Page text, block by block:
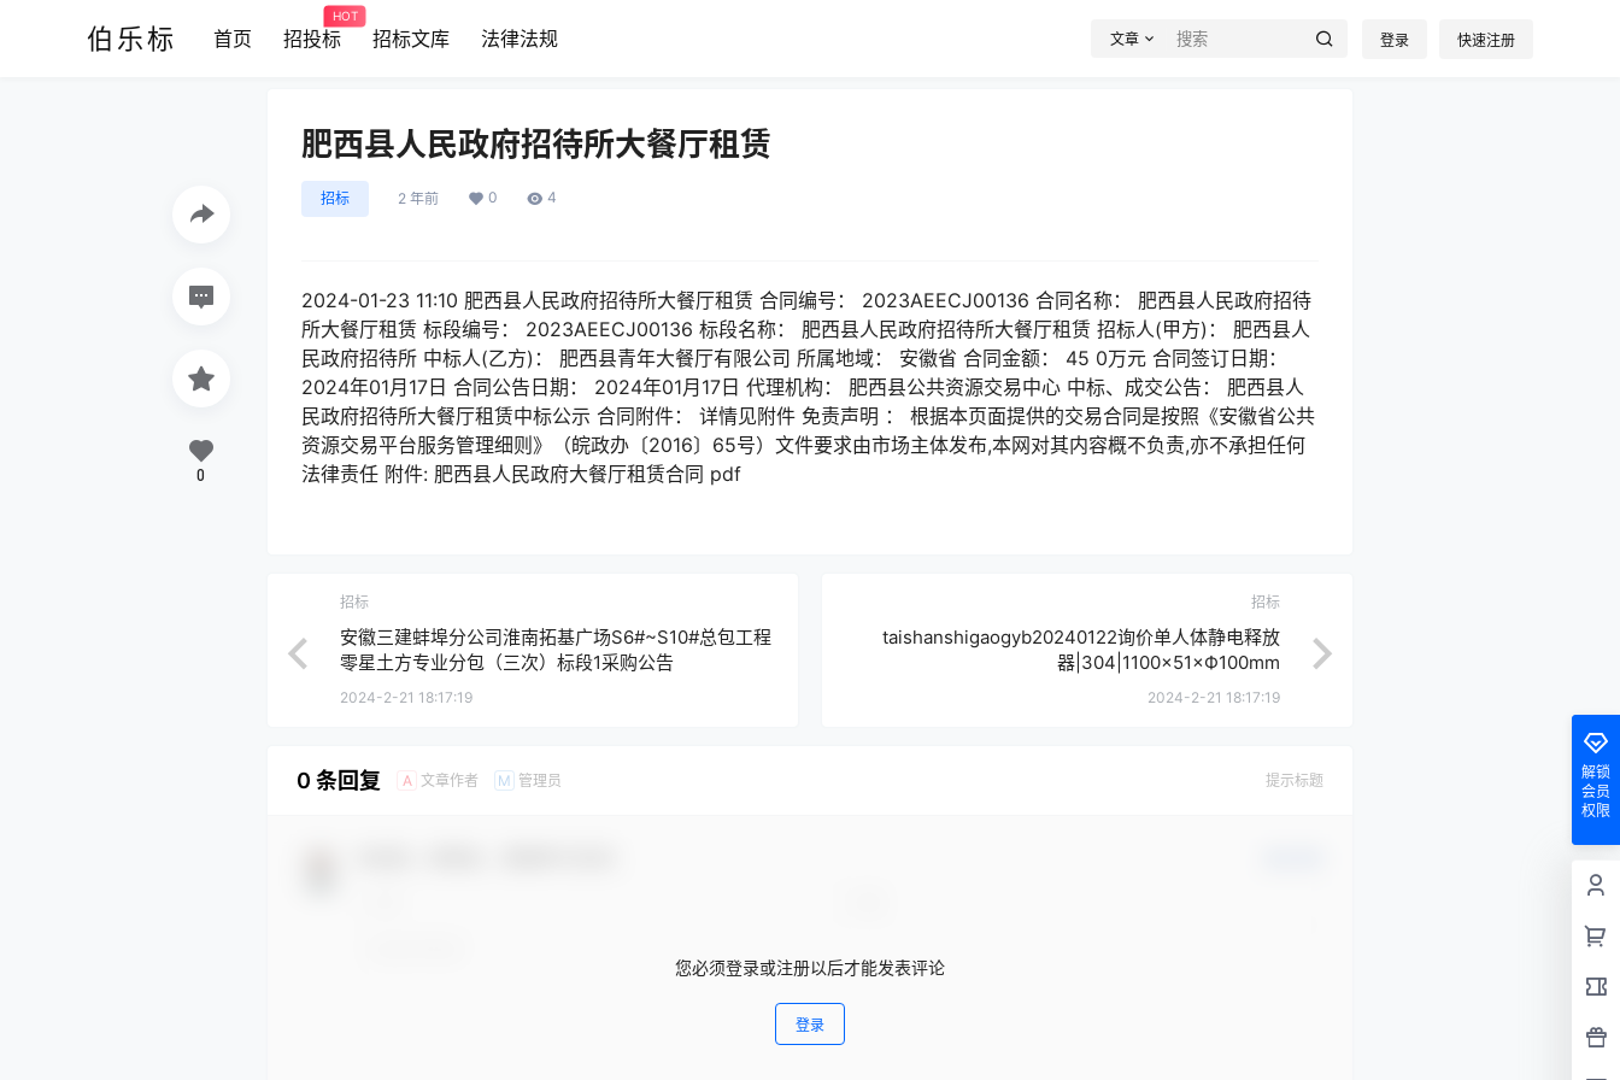
伯乐标 首页 招投标
HOT
招标文库 法律法规 文章 登录 快速注册
肥西县人民政府招待所大餐厅租赁
招标 2 年前 0 4
2024-01-23 11:10 肥西县人民政府招待所大餐厅租赁 合同编号： 2023AEECJ00136 合同名称： 肥西县人民政府招待
所大餐厅租赁 标段编号： 2023AEECJ00136 标段名称： 肥西县人民政府招待所大餐厅租赁 招标人(甲方)： 肥西县人
民政府招待所 中标人(乙方)： 肥西县青年大餐厅有限公司 所属地域： 安徽省 合同金额： 45 0万元 合同签订日期：
2024年01月17日 合同公告日期： 2024年01月17日 代理机构： 肥西县公共资源交易中心 中标、成交公告： 肥西县人
民政府招待所大餐厅租赁中标公示 合同附件： 详情见附件 免责声明 ： 根据本页面提供的交易合同是按照《安徽省公共
资源交易平台服务管理细则》（皖政办〔2016〕65号）文件要求由市场主体发布,本网对其内容概不负责,亦不承担任何
法律责任 附件: 肥西县人民政府大餐厅租赁合同 pdf
0
招标
安徽三建蚌埠分公司淮南拓基广场S6#~S10#总包工程
零星土方专业分包（三次）标段1采购公告
2024-2-21 18:17:19
招标
taishanshigaogyb20240122询价单人体静电释放
器|304|1100×51×Ф100mm
2024-2-21 18:17:19
0 条回复 A 文章作者 M 管理员 提示标题
您必须登录或注册以后才能发表评论
登录
解锁
会员
权限